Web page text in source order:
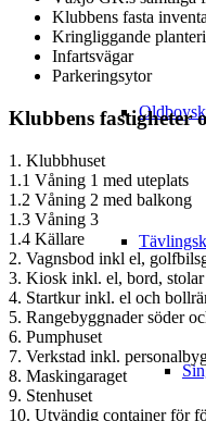
Klubbens fasta
Kringliggande
Infartsvägar
Parkeringsytor
Klubbens fastigheter
1. Klubbhuset
1.1 Våning 1 med uteplats
1.2 Våning 2 med balkong
1.3 Våning 3
1.4 Källare
2. Vagnsbod inkl el,
3. Kiosk inkl. el, bord, stolar
4. Startkur inkl. el och
5. Rangebyggnader söder
6. Pumphuset
7. Verkstad inkl.
8. Maskingaraget
9. Stenhuset
10. Utvändig container för